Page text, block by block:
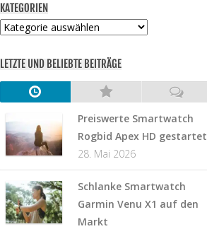
KATEGORIEN
Kategorien
LETZTE UND BELIEBTE BEITRÄGE
Preiswerte Smartwatch
Rogbid Apex HD gestartet
28. Mai 2026
Schlanke Smartwatch
Garmin Venu X1 auf den
Markt